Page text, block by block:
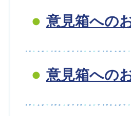
意見箱への
意見箱への